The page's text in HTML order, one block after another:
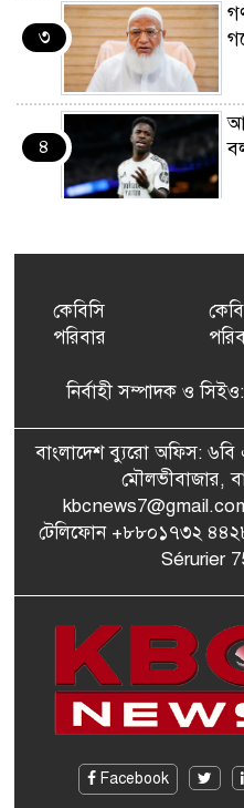
৩
৪
৫
কেবিসি
পরিবার
নির্বাহী সম্পাদক ও
বাংলাদেশ ব্যুরো অফিস:
মৌলভীবাজার,
টেলিফোন +৮৮০১৭৩২
Sérurier
Facebook